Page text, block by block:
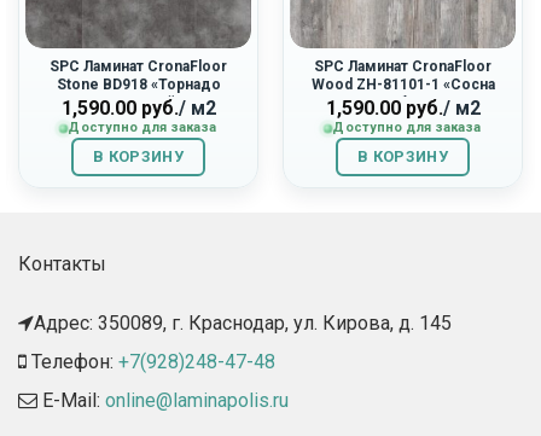
SPC Ламинат CronaFloor
Stone BD918 «Торнадо
Дымчатый»
1,590.00руб./ м2
Доступно для заказа
В КОРЗИНУ
SPC Ламинат CronaFloor
Wood ZH-81101-1 «Сосна
Монблан»
1,590.00руб./ м2
Доступно для заказа
В КОРЗИНУ
Контакты
Адрес: 350089, г. Краснодар, ул. Кирова, д. 145​
Телефон: +7(928)248-47-48
E-Mail: online@laminapolis.ru